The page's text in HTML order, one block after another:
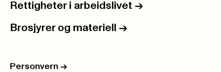
Rettigheter i arbeidslivet ->
Brosjyrer og materiell ->
Personvern ->